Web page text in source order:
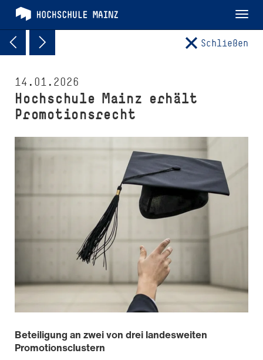
Schließen
14.01.2026
Hochschule Mainz erhält
Promotionsrecht
Beteiligung an zwei von drei landesweiten
Promotionsclustern